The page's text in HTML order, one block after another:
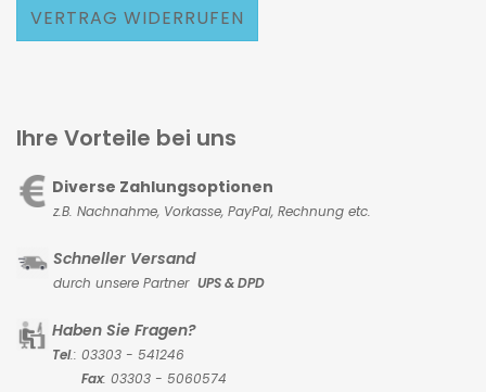
VERTRAG WIDERRUFEN
Ihre Vorteile bei uns
Diverse Zahlungsoptionen
z.B. Nachnahme, Vorkasse, PayPal, Rechnung etc.
Schneller Versand
durch unsere Partner UPS & DPD
Haben Sie Fragen?
Tel.: 03303 - 541246
Fax: 03303 - 5060574